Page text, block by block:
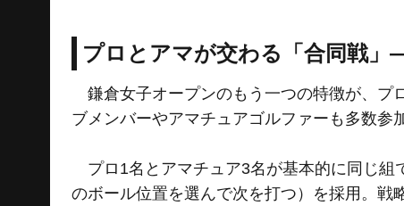
プロとアマが交わる「合同戦
鎌倉女子オープンのもう一つの特徴が、プ
ブメンバーやアマチュアゴルファーも多数参
プロ1名とアマチュア3名が基本的に同じ組
のボール位置を選んで次を打つ）を採用。戦